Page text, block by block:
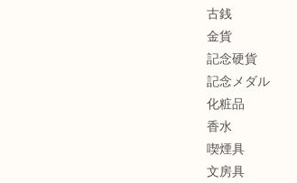
古銭
金貨
記念硬貨
記念メダル
化粧品
香水
喫煙具
文房具